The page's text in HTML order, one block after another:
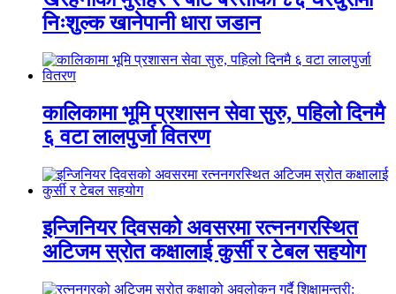
निःशुल्क खानेपानी धारा जडान
कालिकामा भूमि प्रशासन सेवा सुरु, पहिलो दिनमै
६ वटा लालपुर्जा वितरण
इन्जिनियर दिवसको अवसरमा रत्ननगरस्थित
अटिजम स्रोत कक्षालाई कुर्सी र टेबल सहयोग